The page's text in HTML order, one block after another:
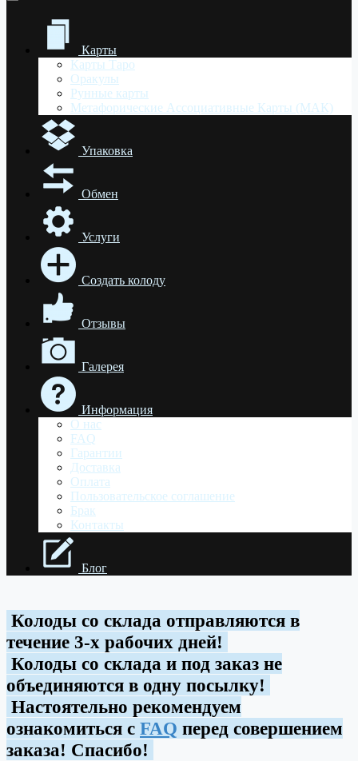
Карты
Карты Таро
Оракулы
Рунные карты
Метафорические Ассоциативные Карты (МАК)
Упаковка
Обмен
Услуги
Создать колоду
Отзывы
Галерея
Информация
О нас
FAQ
Гарантии
Доставка
Оплата
Пользовательское соглашение
Брак
Контакты
Блог
Колоды со склада отправляются в
течение 3-х рабочих дней!
Колоды со склада и под заказ не
объединяются в одну посылку!
Настоятельно рекомендуем
ознакомиться с FAQ перед совершением
заказа! Спасибо!